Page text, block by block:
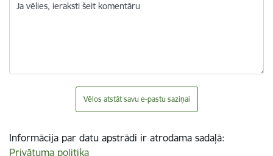
Ja vēlies, ieraksti šeit komentāru
Vēlos atstāt savu e-pastu saziņai
Informācija par datu apstrādi ir atrodama sadaļā:
Privātuma politika